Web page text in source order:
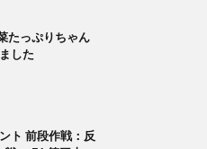
たっぷりちゃん
した
ト 前段作戦：反